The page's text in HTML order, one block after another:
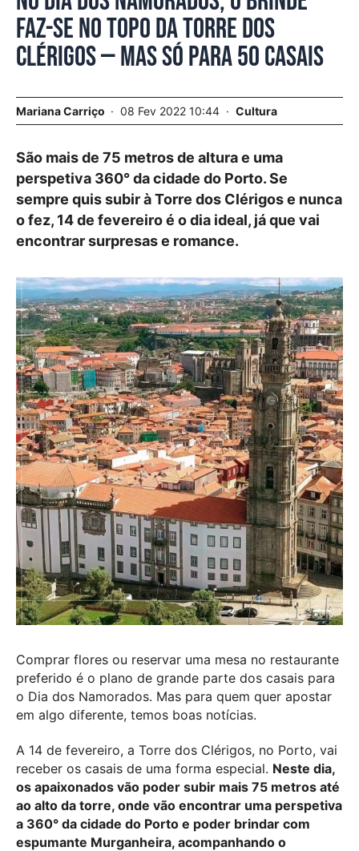
faz-se no topo da Torre dos
Clérigos — mas só para 50 casais
Mariana Carriço 08 Fev 2022 10:44 Cultura
São mais de 75 metros de altura e uma
perspetiva 360° da cidade do Porto. Se
sempre quis subir à Torre dos Clérigos e nunca
o fez, 14 de fevereiro é o dia ideal, já que vai
encontrar surpresas e romance.
Comprar flores ou reservar uma mesa no restaurante
preferido é o plano de grande parte dos casais para
o Dia dos Namorados. Mas para quem quer apostar
em algo diferente, temos boas notícias.
A 14 de fevereiro, a Torre dos Clérigos, no Porto, vai
receber os casais de uma forma especial. Neste dia,
os apaixonados vão poder subir mais 75 metros até
ao alto da torre, onde vão encontrar uma perspetiva
a 360° da cidade do Porto e poder brindar com
espumante Murganheira, acompanhando o